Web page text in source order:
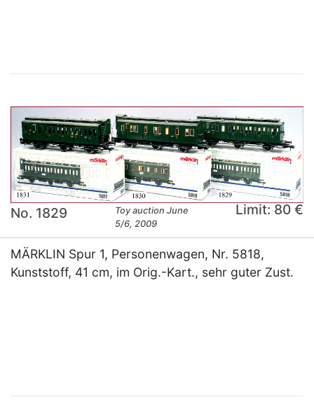
No. 1829
Toy auction June
5/6, 2009
Limit: 80 €
MÄRKLIN Spur 1, Personenwagen, Nr. 5818,
Kunststoff, 41 cm, im Orig.-Kart., sehr guter Zust.